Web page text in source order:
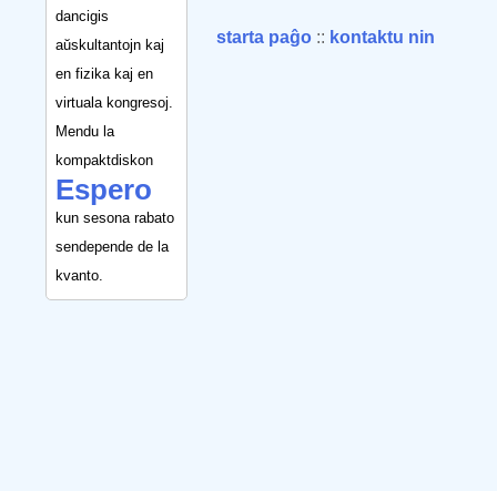
dancigis
aŭskultantojn kaj
en fizika kaj en
virtuala kongresoj.
Mendu la
kompaktdiskon
Espero
kun sesona rabato
sendepende de la
kvanto.
starta paĝo :: kontaktu nin